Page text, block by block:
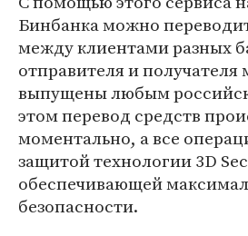
Бинбанка можно
между клиентами разных
отправителя и получателя
выпущены любым
этом перевод средств
моментально, а все
защитой технологии 3D
обеспечивающей
безопасности.